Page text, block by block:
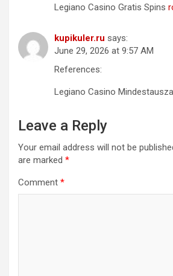
Legiano Casino Gratis Spins
kupikuler.ru says:
June 29, 2026 at 9:57 AM
References:
Legiano Casino
Leave a Reply
Your email address will not be
are marked *
Comment *